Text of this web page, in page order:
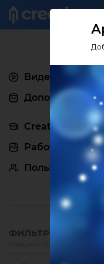
Видеоуроки
Дополнения
Creativo Pro
Работы
Пользователи
ФИЛЬТРЫ: